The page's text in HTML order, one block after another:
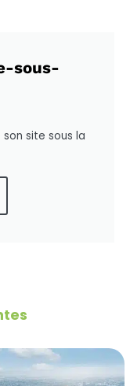
sous-
son site sous la